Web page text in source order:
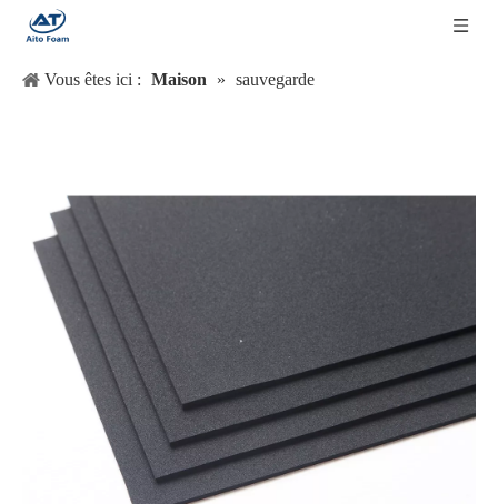
Vous êtes ici : Maison » sauvegarde